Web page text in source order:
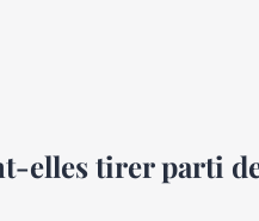
elles tirer parti